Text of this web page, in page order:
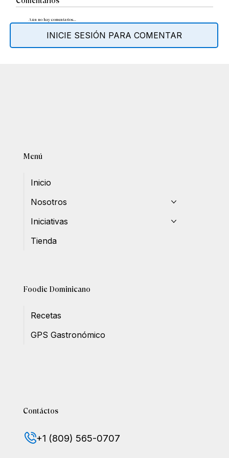
Aún no hay comentarios...
INICIE SESIÓN PARA COMENTAR
Menú
Inicio
Nosotros
Iniciativas
Tienda
Foodie Dominicano
Recetas
GPS Gastronómico
Contáctos
+1 (809) 565-0707